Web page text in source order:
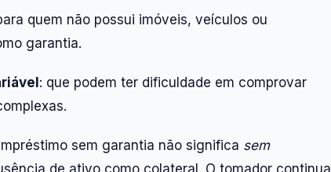
quem não possui imóveis, veículos ou
garantia.
: que podem ter dificuldade em comprovar
sem garantia não significa sem
de ativo como colateral. O tomador continua